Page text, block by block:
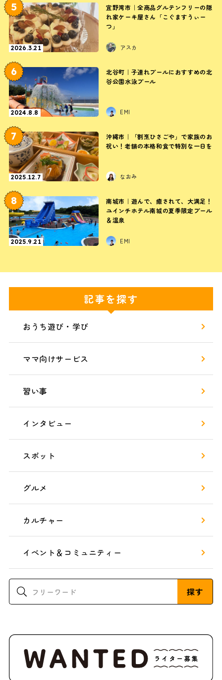
5
2026.3.21
宜野湾市｜全商品グルテンフリーの隠
れ家ケーキ屋さん「こぐますうぃー
つ」
アスカ
6
2024.8.8
北谷町｜子連れプールにおすすめの北
谷公園水泳プール
EMI
7
2025.12.7
沖縄市｜「割烹ひさごや」で家族のお
祝い！老舗の本格和食で特別な一日を
なおみ
8
2025.9.21
南城市｜遊んで、癒されて、大満足！
ユインチホテル南城の夏季限定プール
＆温泉
EMI
記事を探す
おうち遊び・学び
ママ向けサービス
習い事
インタビュー
スポット
グルメ
カルチャー
イベント＆コミュニティー
探す